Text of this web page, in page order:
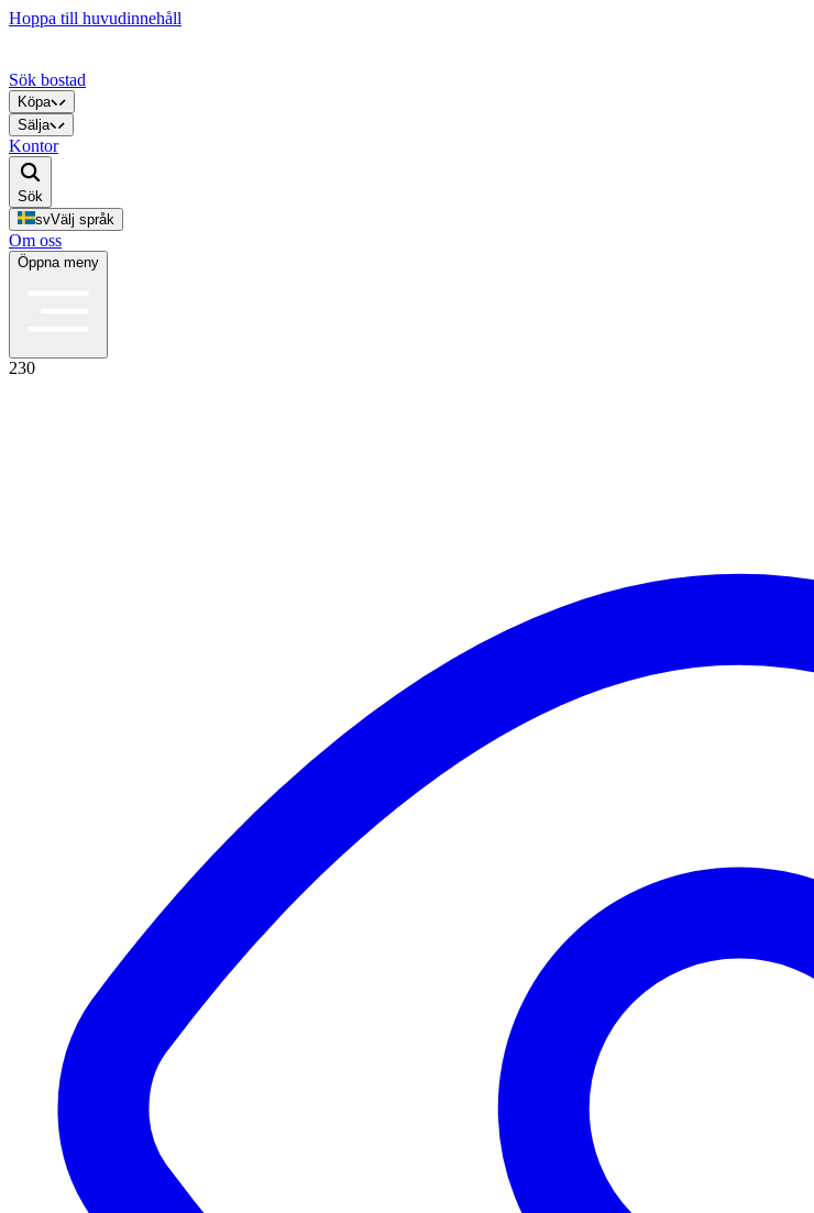
Hoppa till huvudinnehåll
Sök bostad
Köpa
Sälja
Kontor
Sök
svVälj språk
Om oss
Öppna meny
230